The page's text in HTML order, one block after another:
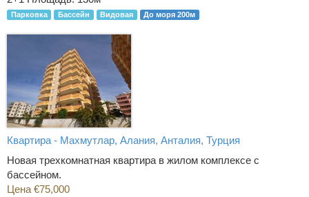
Парковка Бассейн Видовая До моря 200м
Квартира - Махмутлар, Алания, Анталия, Турция
Новая трехкомнатная квартира в жилом комплексе с
бассейном.
Цена €75,000